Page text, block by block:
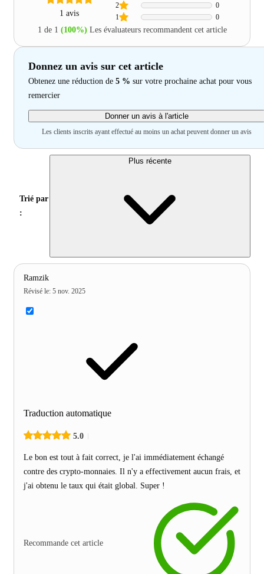
1 avis 1 0
2 0
1 de 1 (100%) Les évaluateurs recommandent cet article
Donnez un avis sur cet article
Obtenez une réduction de 5 % sur votre prochaine achat pour vous
remercier
Donner un avis à l'article
Les clients inscrits ayant effectué au moins un achat peuvent donner un avis
Trié par
:
Plus récente
Ramzik
Révisé le: 5 nov. 2025
Traduction automatique
5.0
Le bon est tout à fait correct, je l'ai immédiatement échangé
contre des crypto-monnaies. Il n'y a effectivement aucun frais, et
j'ai obtenu le taux qui était global. Super !
Recommande cet article